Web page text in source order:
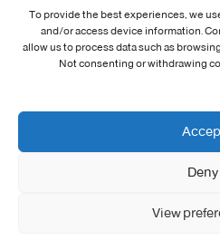
To provide the best experiences, we
and/or access device information.
allow us to process data such as
Not consenting or withdrawing
Deny
View
قسنطينة - تبسة